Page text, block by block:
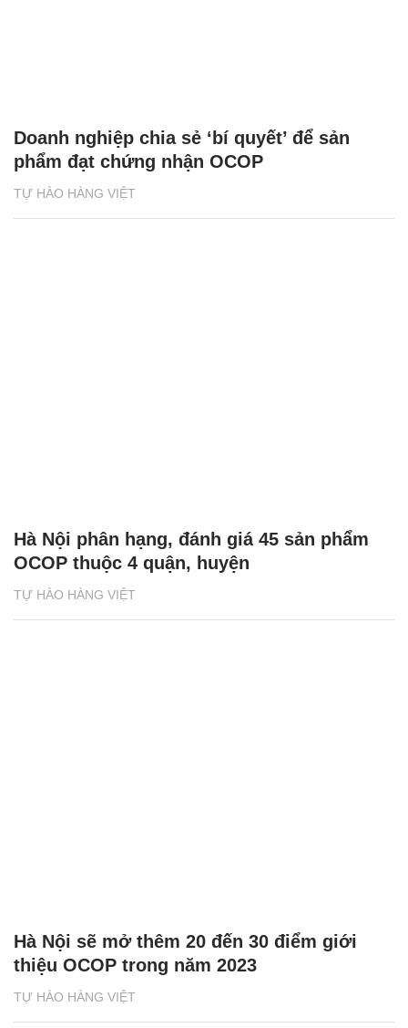
TỰ HÀO HÀNG VIỆT
Doanh nghiệp chia sẻ ‘bí quyết’ để sản
phẩm đạt chứng nhận OCOP
TỰ HÀO HÀNG VIỆT
Hà Nội phân hạng, đánh giá 45 sản phẩm
OCOP thuộc 4 quận, huyện
TỰ HÀO HÀNG VIỆT
Hà Nội sẽ mở thêm 20 đến 30 điểm giới
thiệu OCOP trong năm 2023